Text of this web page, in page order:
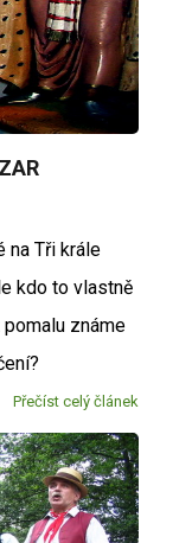
na Tři krále
kdo to vlastně
známe
Přečíst celý článek